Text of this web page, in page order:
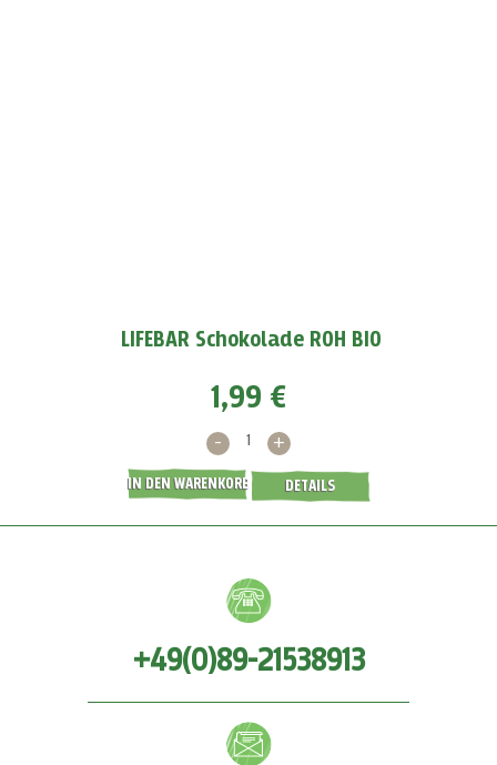
LIFEBAR Schokolade ROH BIO
1,99 €
- +
IN DEN WARENKORB DETAILS
+49(0)89-21538913